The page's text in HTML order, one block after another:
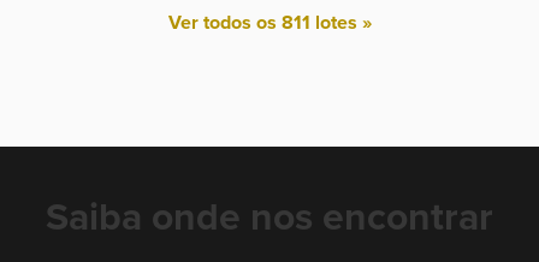
Ver todos os 811 lotes »
Saiba onde nos encontrar